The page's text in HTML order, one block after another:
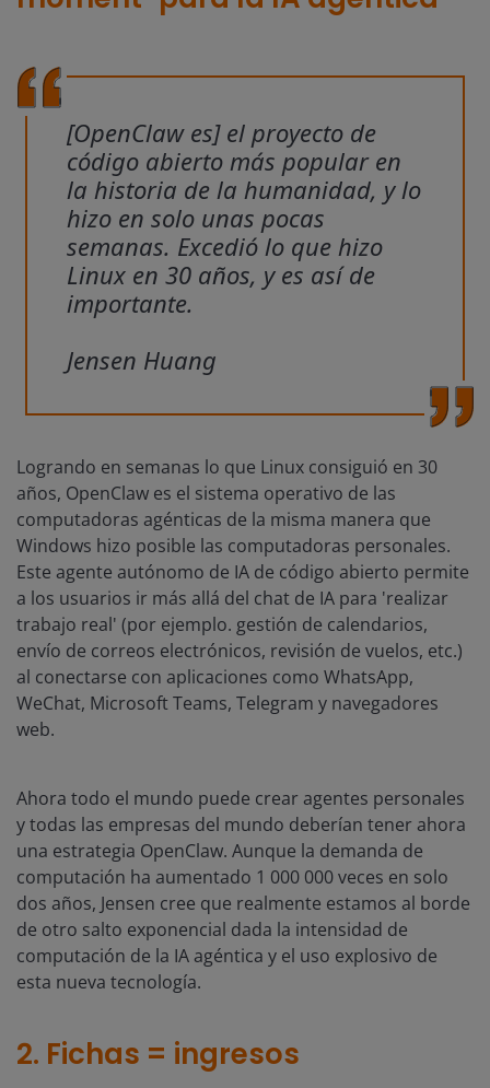
[OpenClaw es] el proyecto de
código abierto más popular en
la historia de la humanidad, y lo
hizo en solo unas pocas
semanas. Excedió lo que hizo
Linux en 30 años, y es así de
importante.
Jensen Huang
Logrando en semanas lo que Linux consiguió en 30
años, OpenClaw es el sistema operativo de las
computadoras agénticas de la misma manera que
Windows hizo posible las computadoras personales.
Este agente autónomo de IA de código abierto permite
a los usuarios ir más allá del chat de IA para 'realizar
trabajo real' (por ejemplo. gestión de calendarios,
envío de correos electrónicos, revisión de vuelos, etc.)
al conectarse con aplicaciones como WhatsApp,
WeChat, Microsoft Teams, Telegram y navegadores
web.
Ahora todo el mundo puede crear agentes personales
y todas las empresas del mundo deberían tener ahora
una estrategia OpenClaw. Aunque la demanda de
computación ha aumentado 1 000 000 veces en solo
dos años, Jensen cree que realmente estamos al borde
de otro salto exponencial dada la intensidad de
computación de la IA agéntica y el uso explosivo de
esta nueva tecnología.
2. Fichas = ingresos